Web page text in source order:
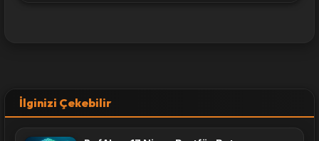
İlginizi Çekebilir